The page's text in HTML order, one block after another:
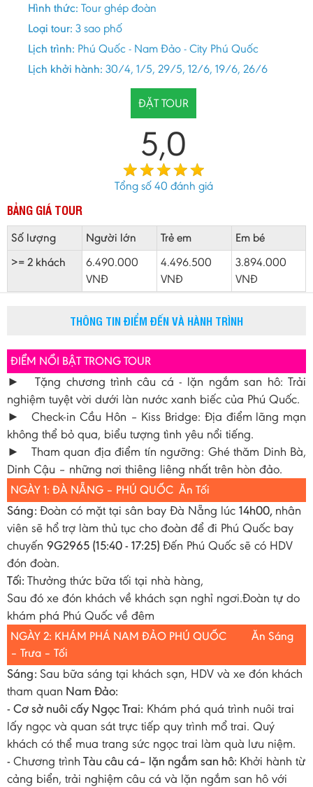
Hình thức: Tour ghép đoàn
Loại tour: 3 sao phố
Lịch trình: Phú Quốc - Nam Đảo - City Phú Quốc
Lịch khởi hành: 30/4, 1/5, 29/5, 12/6, 19/6, 26/6
ĐẶT TOUR
5,0
Tổng số40 đánh giá
BẢNG GIÁ TOUR
Số lượng Người lớn Trẻ em
Em bé
>= 2 khách
6.490.000
VNĐ
4.496.500
VNĐ
3.894.000
VNĐ
THÔNG TIN ĐIỂM ĐẾN VÀ HÀNH TRÌNH
ĐIỂM NỔI BẬT TRONG TOUR
► Tặng chương trình câu cá - lặn ngắm san hô: Trải
nghiệm tuyệt vời dưới làn nước xanh biếc của Phú Quốc.
► Check-in Cầu Hôn – Kiss Bridge: Địa điểm lãng mạn
không thể bỏ qua, biểu tượng tình yêu nổi tiếng.
► Tham quan địa điểm tín ngưỡng: Ghé thăm Dinh Bà,
Dinh Cậu – những nơi thiêng liêng nhất trên hòn đảo.
NGÀY 1: ĐÀ NẴNG – PHÚ QUỐC Ăn Tối
Sáng: Đoàn có mặt tại sân bay Đà Nẵng lúc 14h00, nhân
viên sẽ hổ trợ làm thủ tục cho đoàn để đi Phú Quốc bay
chuyến 9G2965 (15:40 - 17:25) Đến Phú Quốc sẽ có HDV
đón đoàn.
Tối: Thưởng thức bữa tối tại nhà hàng,
Sau đó xe đón khách về khách sạn nghỉ ngơi.Đoàn tự do
khám phá Phú Quốc về đêm
NGÀY 2: KHÁM PHÁ NAM ĐẢO PHÚ QUỐC
Ăn Sáng
– Trưa – Tối
Sáng: Sau bữa sáng tại khách sạn, HDV và xe đón khách
tham quan Nam Đảo:
- Cơ sở nuôi cấy Ngọc Trai: Khám phá quá trình nuôi trai
lấy ngọc và quan sát trực tiếp quy trình mổ trai. Quý
khách có thể mua trang sức ngọc trai làm quà lưu niệm.
- Chương trình Tàu câu cá– lặn ngắm san hô: Khởi hành từ
cảng biển, trải nghiệm câu cá và lặn ngắm san hô với